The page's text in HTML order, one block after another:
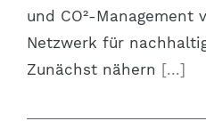
und CO²-Management
Netzwerk für
Zunächst nähern [...]